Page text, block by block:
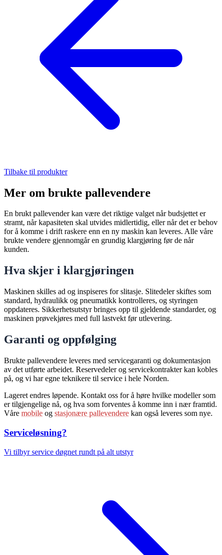
Tilbake til produkter
Mer om brukte pallevendere
En brukt pallevender kan være det riktige valget når budsjettet er
stramt, når kapasiteten skal utvides midlertidig, eller når det er behov
for å komme i drift raskere enn en ny maskin kan leveres. Alle våre
brukte vendere gjennomgår en grundig klargjøring før de når
kunden.
Hva skjer i klargjøringen
Maskinen skilles ad og inspiseres for slitasje. Slitedeler skiftes som
standard, hydraulikk og pneumatikk kontrolleres, og styringen
oppdateres. Sikkerhetsutstyr bringes opp til gjeldende standarder, og
maskinen prøvekjøres med full lastvekt før utlevering.
Garanti og oppfølging
Brukte pallevendere leveres med servicegaranti og dokumentasjon
av det utførte arbeidet. Reservedeler og servicekontrakter kan kobles
på, og vi har egne teknikere til service i hele Norden.
Lageret endres løpende. Kontakt oss for å høre hvilke modeller som
er tilgjengelige nå, og hva som forventes å komme inn i nær framtid.
Våre mobile og stasjonære pallevendere kan også leveres som nye.
Serviceløsning?
Vi tilbyr service døgnet rundt på alt utstyr